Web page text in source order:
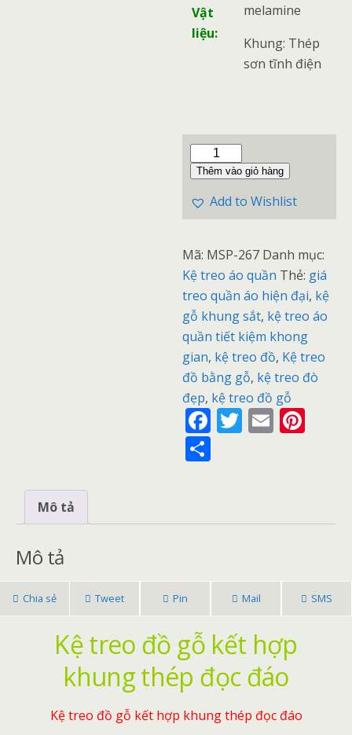
Vật
liệu:
melamine
Khung: Thép
sơn tĩnh điện
Thêm vào giỏ hàng
Add to Wishlist
Mã: MSP-267 Danh mục:
Kệ treo áo quần Thẻ: giá
treo quần áo hiện đại, kệ
gỗ khung sắt, kệ treo áo
quần tiết kiệm khong
gian, kệ treo đồ, Kệ treo
đồ bằng gỗ, kệ treo đò
đẹp, kệ treo đồ gỗ
F
o
T E
st
e
Mô tả
Mô tả
Chia sẻ Tweet Pin Mail SMS
Kệ treo đồ gỗ kết hợp
khung thép đọc đáo
Kệ treo đồ gỗ kết hợp khung thép đọc đáo